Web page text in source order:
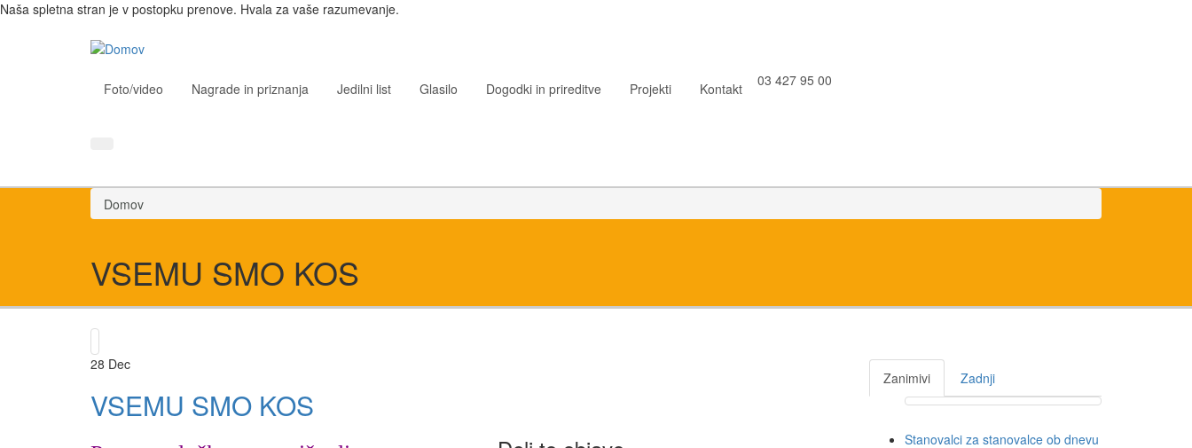
Naša spletna stran je v postopku prenove. Hvala za vaše razumevanje.
Foto/video Nagrade in priznanja Jedilni list Glasilo Dogodki in prireditve Projekti Kontakt 03 427 95 00
Domov
VSEMU SMO KOS
28 Dec
VSEMU SMO KOS
Zanimivi Zadnji
Stanovalci za stanovalce ob dnevu